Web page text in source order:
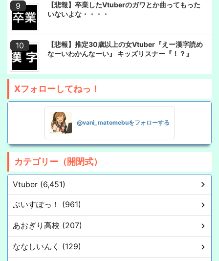
【悲報】卒業したVtuberのガワとか曲ってもった
いないよな・・・・
【悲報】推定30歳以上の女Vtuber『えー漢字読め
なーいわかんなーい』 キッズリスナー『！？』
Xフォローしてねっ！
@vani_matomebuをフォローする
カテゴリー（開閉式）
Vtuber (6,451)
ぶいすぽっ！ (961)
あおぎり高校 (207)
ななしいんく (129)